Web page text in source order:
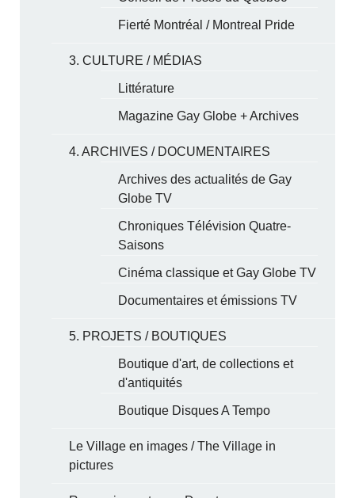
Fierté Montréal / Montreal Pride
3. CULTURE / MÉDIAS
Littérature
Magazine Gay Globe + Archives
4. ARCHIVES / DOCUMENTAIRES
Archives des actualités de Gay
Globe TV
Chroniques Télévision Quatre-
Saisons
Cinéma classique et Gay Globe TV
Documentaires et émissions TV
5. PROJETS / BOUTIQUES
Boutique d'art, de collections et
d'antiquités
Boutique Disques A Tempo
Le Village en images / The Village in
pictures